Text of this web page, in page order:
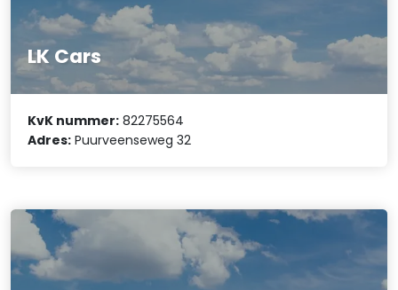
LK Cars
KvK nummer: 82275564
Adres: Puurveenseweg 32